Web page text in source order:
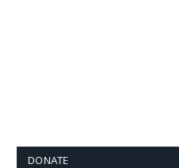
DONATE